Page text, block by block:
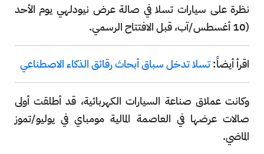
نظرة على سيارات تسلا في صالة عرض نيودلهي يوم الأحد
(10 أغسطس/آب، قبل الافتتاح الرسمي.
اقرأ أيضاً:تسلا تدخل سباق أبحاث رقائق الذكاء الاصطناعي
وكانت عملاق صناعة السيارات الكهربائية، قد أطلقت أولى
صالات عرضها في العاصمة المالية مومباي في يوليو/تموز
الماضي.